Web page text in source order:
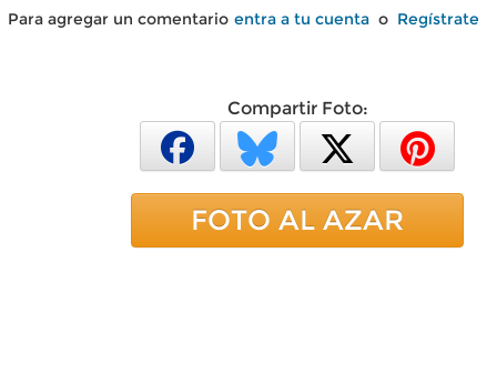
Para agregar un comentario entra a tu cuenta o Regístrate
Compartir Foto:
FOTO AL AZAR